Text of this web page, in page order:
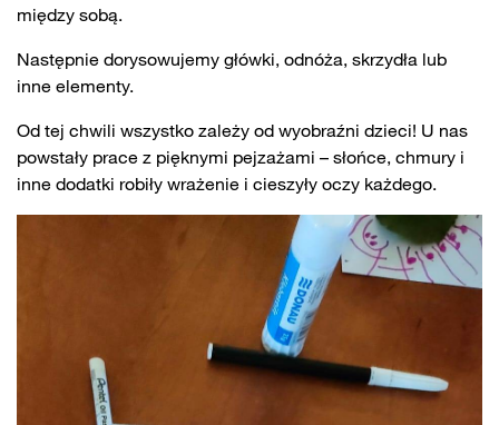
między sobą.
Następnie dorysowujemy główki, odnóża, skrzydła lub
inne elementy.
Od tej chwili wszystko zależy od wyobraźni dzieci! U nas
powstały prace z pięknymi pejzażami – słońce, chmury i
inne dodatki robiły wrażenie i cieszyły oczy każdego.